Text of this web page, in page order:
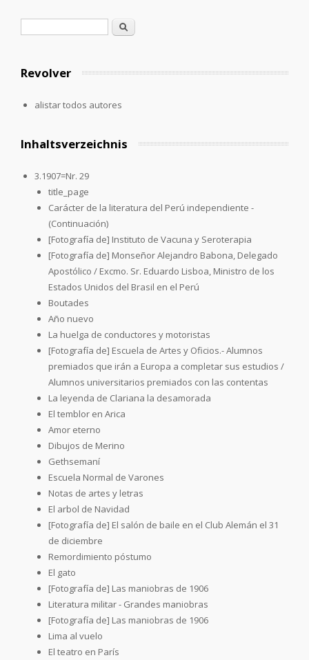
Formulario de búsqueda
Buscar
Revolver
alistar todos autores
Inhaltsverzeichnis
3.1907=Nr. 29
title_page
Carácter de la literatura del Perú independiente -
(Continuación)
[Fotografía de] Instituto de Vacuna y Seroterapia
[Fotografía de] Monseñor Alejandro Babona, Delegado
Apostólico / Excmo. Sr. Eduardo Lisboa, Ministro de los
Estados Unidos del Brasil en el Perú
Boutades
Año nuevo
La huelga de conductores y motoristas
[Fotografía de] Escuela de Artes y Oficios.- Alumnos
premiados que irán a Europa a completar sus estudios /
Alumnos universitarios premiados con las contentas
La leyenda de Clariana la desamorada
El temblor en Arica
Amor eterno
Dibujos de Merino
Gethsemaní
Escuela Normal de Varones
Notas de artes y letras
El arbol de Navidad
[Fotografía de] El salón de baile en el Club Alemán el 31
de diciembre
Remordimiento póstumo
El gato
[Fotografía de] Las maniobras de 1906
Literatura militar - Grandes maniobras
[Fotografía de] Las maniobras de 1906
Lima al vuelo
El teatro en París